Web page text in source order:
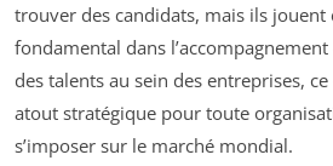
trouver des candidats, mais ils jouent
fondamental dans
des talents au sein des entreprises,
atout stratégique pour toute
s’imposer sur le marché mondial.